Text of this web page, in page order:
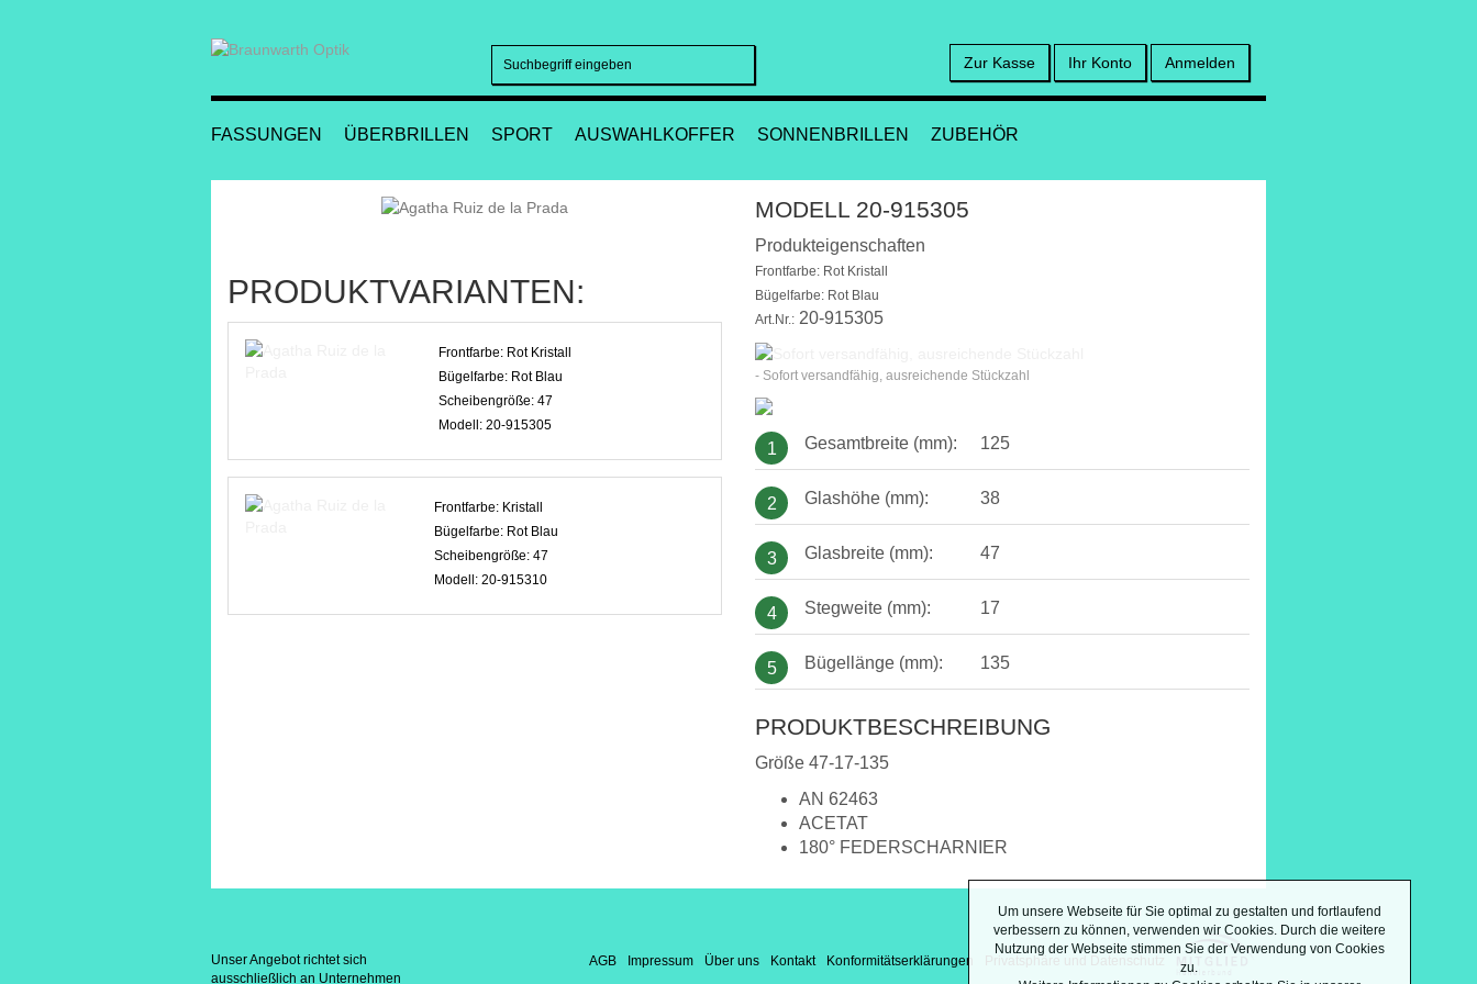
Zur Kasse Ihr Konto Anmelden
FASSUNGEN ÜBERBRILLEN SPORT AUSWAHLKOFFER SONNENBRILLEN ZUBEHÖR
PRODUKTVARIANTEN:
Frontfarbe: Rot Kristall
Bügelfarbe: Rot Blau
Scheibengröße: 47
Modell: 20-915305
Frontfarbe: Kristall
Bügelfarbe: Rot Blau
Scheibengröße: 47
Modell: 20-915310
MODELL 20-915305
Produkteigenschaften
Frontfarbe: Rot Kristall
Bügelfarbe: Rot Blau
Art.Nr.: 20-915305
- Sofort versandfähig, ausreichende Stückzahl
1 Gesamtbreite (mm): 125
2 Glashöhe (mm): 38
3 Glasbreite (mm): 47
4 Stegweite (mm): 17
5 Bügellänge (mm): 135
PRODUKTBESCHREIBUNG
Größe 47-17-135
AN 62463
ACETAT
180° FEDERSCHARNIER
Unser Angebot richtet sich
ausschließlich an Unternehmen
Privatsphäre und Datenschutz
Konformitätserklärungen
Kontakt
Über uns
Impressum
AGB
Um unsere Webseite für Sie optimal zu gestalten und fortlaufend
verbessern zu können, verwenden wir Cookies. Durch die weitere
Nutzung der Webseite stimmen Sie der Verwendung von Cookies
zu.